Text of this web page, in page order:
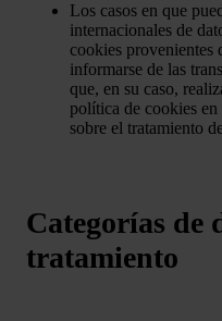
Los casos en que
internacionales de
cookies provenientes
informarse de las
que, en su caso,
política de cookies
sobre el tratamiento
Categorías de
tratamiento